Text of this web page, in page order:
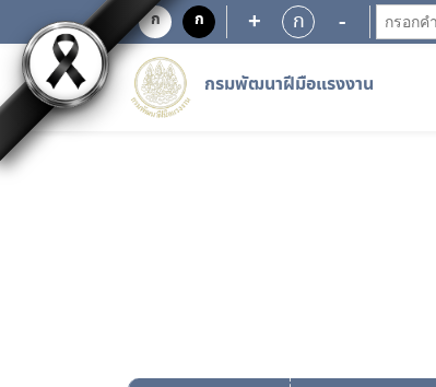
ก ก + ก -
กรมพัฒนาฝีมือแรงงาน